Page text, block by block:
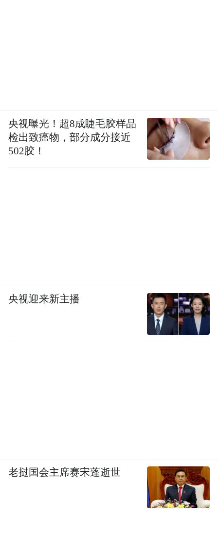
央视曝光！超8成睫毛胶样品
检出致癌物，部分成分接近
502胶！
央视迎来新主播
老挝国会主席赛宋蓬逝世